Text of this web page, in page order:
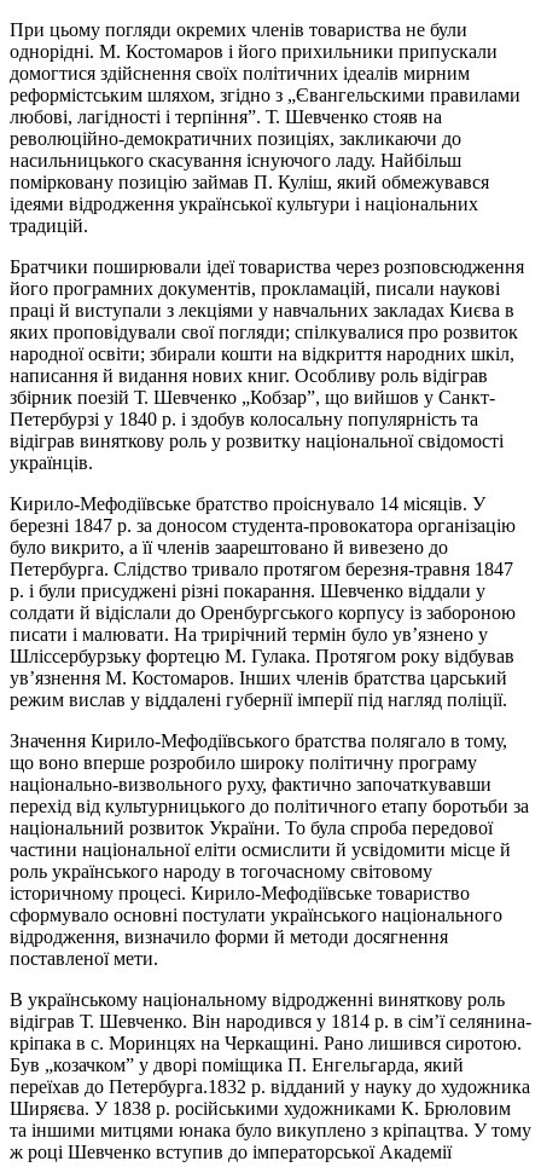
При цьому погляди окремих членів товариства не були
однорідні. М. Костомаров і його прихильники припускали
домогтися здійснення своїх політичних ідеалів мирним
реформістським шляхом, згідно з „Євангельскими правилами
любові, лагідності і терпіння”. Т. Шевченко стояв на
революційно-демократичних позиціях, закликаючи до
насильницького скасування існуючого ладу. Найбільш
помірковану позицію займав П. Куліш, який обмежувався
ідеями відродження української культури і національних
традицій.
Братчики поширювали ідеї товариства через розповсюдження
його програмних документів, прокламацій, писали наукові
праці й виступали з лекціями у навчальних закладах Києва в
яких проповідували свої погляди; спілкувалися про розвиток
народної освіти; збирали кошти на відкриття народних шкіл,
написання й видання нових книг. Особливу роль відіграв
збірник поезій Т. Шевченко „Кобзар”, що вийшов у Санкт-
Петербурзі у 1840 р. і здобув колосальну популярність та
відіграв виняткову роль у розвитку національної свідомості
українців.
Кирило-Мефодіївське братство проіснувало 14 місяців. У
березні 1847 р. за доносом студента-провокатора організацію
було викрито, а її членів заарештовано й вивезено до
Петербурга. Слідство тривало протягом березня-травня 1847
р. і були присуджені різні покарання. Шевченко віддали у
солдати й відіслали до Оренбургського корпусу із забороною
писати і малювати. На трирічний термін було ув’язнено у
Шліссербурзьку фортецю М. Гулака. Протягом року відбував
ув’язнення М. Костомаров. Інших членів братства царський
режим вислав у віддалені губернії імперії під нагляд поліції.
Значення Кирило-Мефодіївського братства полягало в тому,
що воно вперше розробило широку політичну програму
національно-визвольного руху, фактично започаткувавши
перехід від культурницького до політичного етапу боротьби за
національний розвиток України. То була спроба передової
частини національної еліти осмислити й усвідомити місце й
роль українського народу в тогочасному світовому
історичному процесі. Кирило-Мефодіївське товариство
сформувало основні постулати українського національного
відродження, визначило форми й методи досягнення
поставленої мети.
В українському національному відродженні виняткову роль
відіграв Т. Шевченко. Він народився у 1814 р. в сім’ї селянина-
кріпака в с. Моринцях на Черкащині. Рано лишився сиротою.
Був „козачком” у дворі поміщика П. Енгельгарда, який
переїхав до Петербурга.1832 р. відданий у науку до художника
Ширяєва. У 1838 р. російськими художниками К. Брюловим
та іншими митцями юнака було викуплено з кріпацтва. У тому
ж році Шевченко вступив до імператорської Академії